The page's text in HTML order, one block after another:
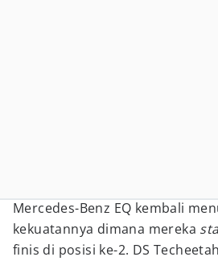
Mercedes-Benz EQ kembali
kekuatannya dimana mereka
finis di posisi ke-2. DS